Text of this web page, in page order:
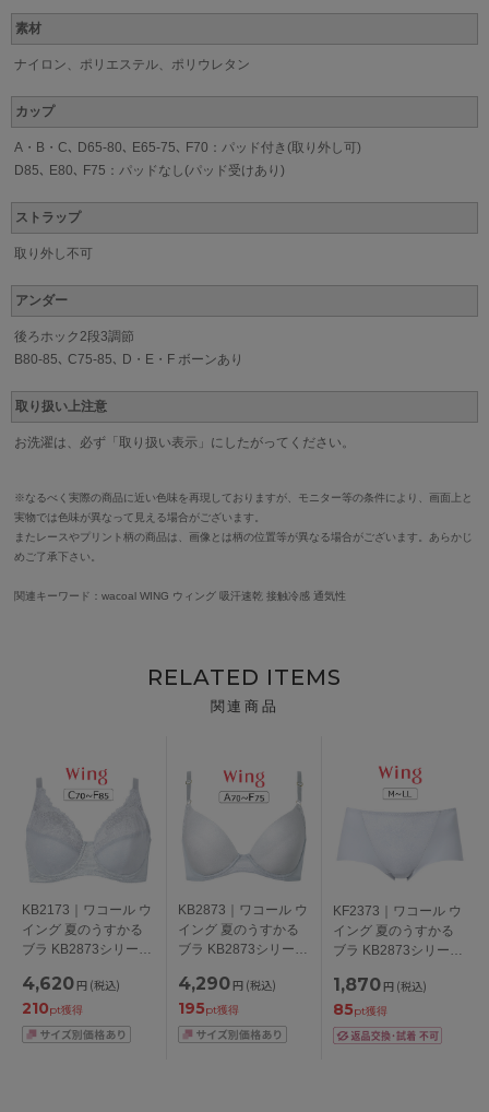
素材
ナイロン、ポリエステル、ポリウレタン
カップ
A・B・C､ D65-80､ E65-75､ F70：パッド付き(取り外し可)
D85､ E80､ F75：パッドなし(パッド受けあり)
ストラップ
取り外し不可
アンダー
後ろホック2段3調節
B80-85､ C75-85､ D・E・F ボーンあり
取り扱い上注意
お洗濯は、必ず「取り扱い表示」にしたがってください。
※なるべく実際の商品に近い色味を再現しておりますが、モニター等の条件により、画面上と
実物では色味が異なって見える場合がございます。
またレースやプリント柄の商品は、画像とは柄の位置等が異なる場合がございます。あらかじ
めご了承下さい。
関連キーワード：wacoal WING ウィング 吸汗速乾 接触冷感 通気性
RELATED ITEMS
関連商品
KB2173｜ワコール ウ
イング 夏のうすかる
ブラ KB2873シリーズ
ジャー単品 CDEFカッ
プ アンダー
70/75/80/85cm
4,620 円 (税込)
210pt獲得
KB2873｜ワコール ウ
イング 夏のうすかる
ブラ KB2873シリーズ
ABCDEFカップ アン
ダー
65/70/75/80/85cm
4,290 円 (税込)
195pt獲得
KF2373｜ワコール ウ
イング 夏のうすかる
ブラ KB2873シリーズ
1,870 円 (税込)
85pt獲得